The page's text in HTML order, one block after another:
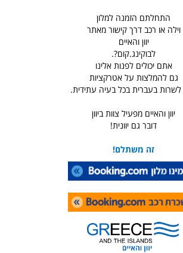
התחלתם הזמנה למלון
וילה או רכב דרך קישור מאתר
יוון והאיים
לבוקינג.קום?.
אתם יכולים לפנות אלינו
גם להמלצות על אטרקציות
לשרות בעברית בכל בעיה עתידית.
יוון והאיים מפעיל צוות ביוון
דובר גם יוונית!
זה משתלם!